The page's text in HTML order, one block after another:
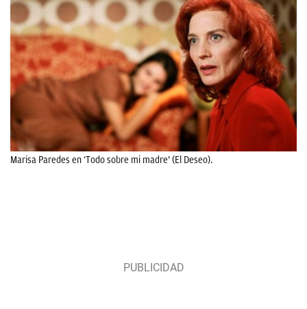
Marisa Paredes en ‘Todo sobre mi madre’ (El Deseo).